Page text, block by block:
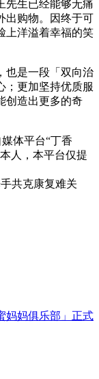
先生已经能够无痛
出购物。因终于可
上洋溢着幸福的笑
也是一段「双向治
；更加坚持优质服
创造出更多的奇
体平台“丁香
人，本平台仅提
共克康复难关
妈妈俱乐部」正式